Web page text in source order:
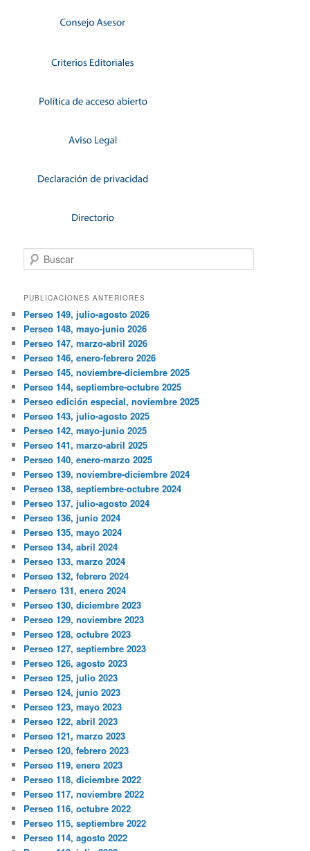
Buscar
PUBLICACIONES ANTERIORES
Perseo 149, julio-agosto 2026
Perseo 148, mayo-junio 2026
Perseo 147, marzo-abril 2026
Perseo 146, enero-febrero 2026
Perseo 145, noviembre-diciembre 2025
Perseo 144, septiembre-octubre 2025
Perseo edición especial, noviembre 2025
Perseo 143, julio-agosto 2025
Perseo 142, mayo-junio 2025
Perseo 141, marzo-abril 2025
Perseo 140, enero-marzo 2025
Perseo 139, noviembre-diciembre 2024
Perseo 138, septiembre-octubre 2024
Perseo 137, julio-agosto 2024
Perseo 136, junio 2024
Perseo 135, mayo 2024
Perseo 134, abril 2024
Perseo 133, marzo 2024
Perseo 132, febrero 2024
Persero 131, enero 2024
Perseo 130, diciembre 2023
Perseo 129, noviembre 2023
Perseo 128, octubre 2023
Perseo 127, septiembre 2023
Perseo 126, agosto 2023
Perseo 125, julio 2023
Perseo 124, junio 2023
Perseo 123, mayo 2023
Perseo 122, abril 2023
Perseo 121, marzo 2023
Perseo 120, febrero 2023
Perseo 119, enero 2023
Perseo 118, diciembre 2022
Perseo 117, noviembre 2022
Perseo 116, octubre 2022
Perseo 115, septiembre 2022
Perseo 114, agosto 2022